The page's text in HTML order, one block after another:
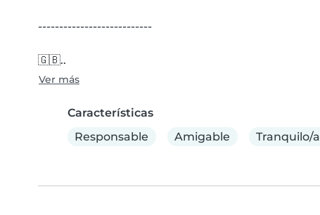
---------------------------
🇬🇧..
Ver más
Características
Responsable
Amigable Tranquilo/a